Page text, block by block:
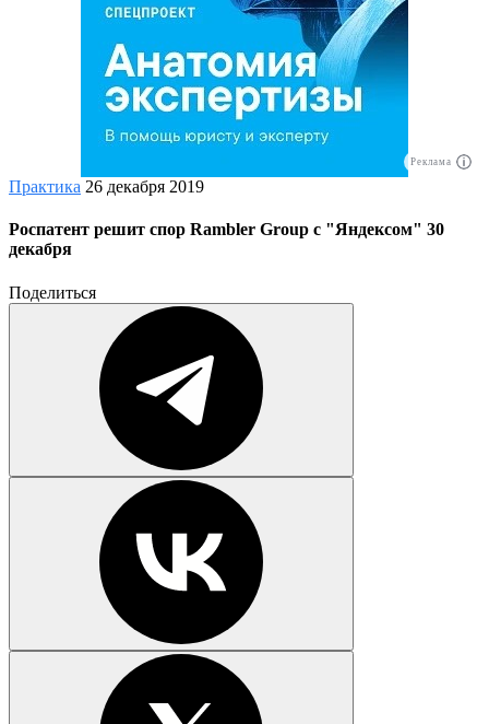
Реклама
Практика 26 декабря 2019
Роспатент решит спор Rambler Group с "Яндексом" 30
декабря
Поделиться